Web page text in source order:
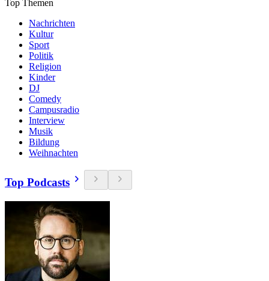
Top Themen
Nachrichten
Kultur
Sport
Politik
Religion
Kinder
DJ
Comedy
Campusradio
Interview
Musik
Bildung
Weihnachten
Top Podcasts